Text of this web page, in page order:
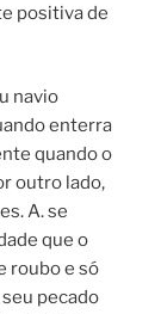
positiva de
navio
enterra
quando o
outro lado,
A. se
que o
roubo e só
pecado